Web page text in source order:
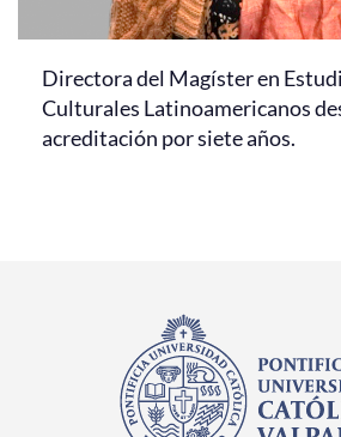
Directora del Magíster en
Culturales Latinoamericanos
acreditación por siete años.